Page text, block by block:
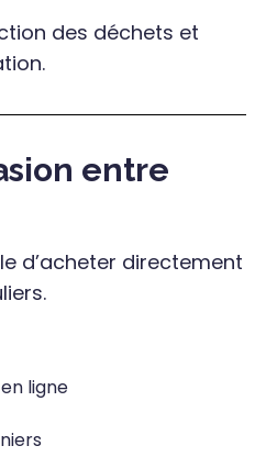
des déchets et
entre
d’acheter directement
ligne